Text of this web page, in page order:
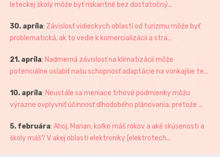
leteckej školy môže byť riskantné bez dostatočný...
30. apríla: Závislosť vidieckych oblastí od turizmu môže byť
problematická, ak to vedie k komercializácii a stra...
21. apríla: Nadmerná závislosť na klimatizácii môže
potenciálne oslabiť našu schopnosť adaptácie na vonkajšie te...
10. apríla: Neustále sa meniace trhové podmienky môžu
výrazne ovplyvniť účinnosť dlhodobého plánovania, pretože ...
5. februára: Ahoj, Marian, koľko máš rokov a aké skúsenosti a
školy máš? V akej oblasti elektroniky (elektrotech...